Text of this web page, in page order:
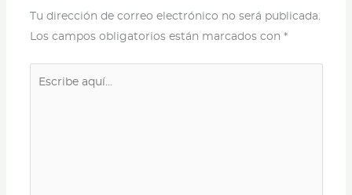
Tu dirección de correo electrónico no será publicada.
Los campos obligatorios están marcados con *